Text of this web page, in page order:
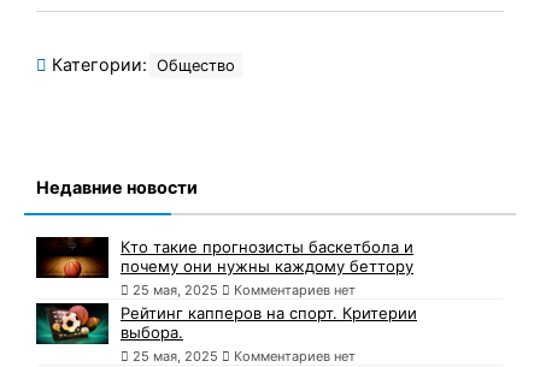
Категории: Общество
Недавние новости
Кто такие прогнозисты баскетбола и
почему они нужны каждому беттору
25 мая, 2025 Комментариев нет
Рейтинг капперов на спорт. Критерии
выбора.
25 мая, 2025 Комментариев нет